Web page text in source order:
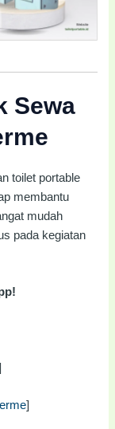
Sewa
toilet portable
membantu
mudah
pada kegiatan
]